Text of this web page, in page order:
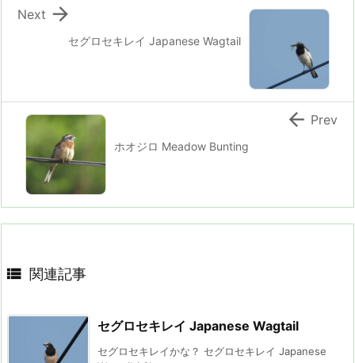
セグロセキレイ Japanese Wagtail

Next
ホオジロ Meadow Bunting
 Prev
 関連記事
セグロセキレイ Japanese Wagtail
セグロセキレイかな？ セグロセキレイ Japanese